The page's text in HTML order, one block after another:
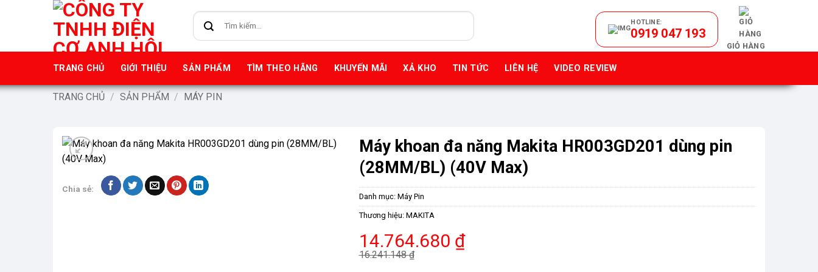
dung
Tìm
kiếm:
HOTLINE:
0919 047 193
GIỎ HÀNG
TRANG CHỦ GIỚI THIỆU SẢN PHẨM TÌM THEO HÃNG KHUYẾN MÃI XẢ KHO TIN TỨC LIÊN HỆ VIDEO REVIEW
TRANG CHỦ / SẢN PHẨM / MÁY PIN
-9%
Chia sẻ:
Máy khoan đa năng Makita HR003GD201 dùng pin
(28MM/BL) (40V Max)
Danh mục: Máy Pin
Thương hiệu: MAKITA
16.241.148₫
Giá
gốc
14.764.680 ₫
Giá
hiện